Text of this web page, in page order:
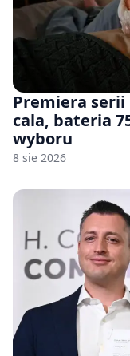
Premiera serii
cala, bateria
wyboru
8 sie 2026